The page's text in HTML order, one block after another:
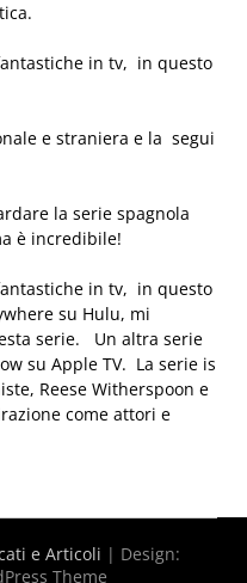
in tv, in questo
e straniera e la segui
la serie spagnola
è incredibile!
in tv, in questo
su Hulu, mi
serie. Un altra serie
su Apple TV. La serie is
Reese Witherspoon e
come attori e
e Articoli | Design:
Theme